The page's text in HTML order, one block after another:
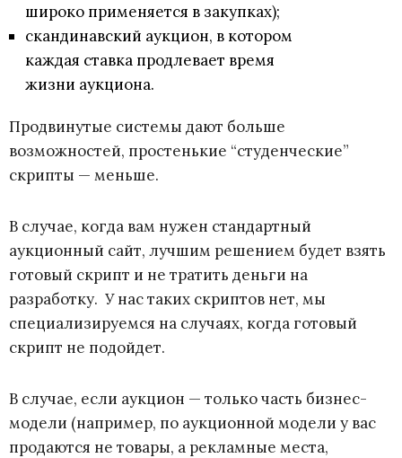
широко применяется в закупках);
скандинавский аукцион, в котором
каждая ставка продлевает время
жизни аукциона.
Продвинутые системы дают больше
возможностей, простенькие “студенческие”
скрипты — меньше.
В случае, когда вам нужен стандартный
аукционный сайт, лучшим решением будет взять
готовый скрипт и не тратить деньги на
разработку. У нас таких скриптов нет, мы
специализируемся на случаях, когда готовый
скрипт не подойдет.
В случае, если аукцион — только часть бизнес-
модели (например, по аукционной модели у вас
продаются не товары, а рекламные места,